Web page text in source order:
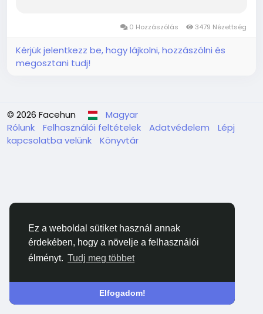
Ez a weboldal sütiket használ annak
érdekében, hogy a növelje a felhasználói
élményt. Tudj meg többet
Elfogadom!
unpredictable rideshare...0 Hozzászólás 3479 Nézettség
Kérjük jelentkezz be, hogy lájkolni, hozzászólni és
megosztani tudj!
© 2026 Facehun
Magyar
Rólunk
Felhasználói feltételek Adatvédelem
Lépj
kapcsolatba velünk
Könyvtár